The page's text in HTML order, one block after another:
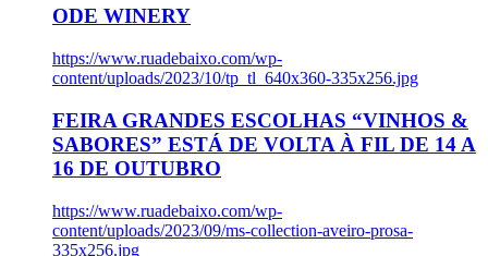
ODE WINERY
https://www.ruadebaixo.com/wp-
content/uploads/2023/10/tp_tl_640x360-335x256.jpg
FEIRA GRANDES ESCOLHAS “VINHOS &
SABORES” ESTÁ DE VOLTA À FIL DE 14 A
16 DE OUTUBRO
https://www.ruadebaixo.com/wp-
content/uploads/2023/09/ms-collection-aveiro-prosa-
335x256.jpg